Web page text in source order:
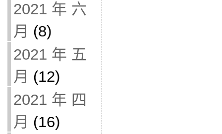
2021 年 六
月 (8)
2021 年 五
月 (12)
2021 年 四
月 (16)